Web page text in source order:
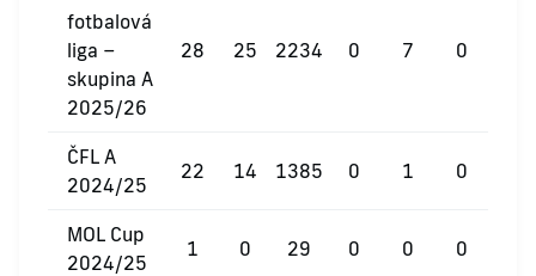
fotbalová
liga –
skupina A
2025/26
28 25 2234 0 7 0
ČFL A
2024/25
22 14 1385 0 1 0
MOL Cup
2024/25
1 0 29 0 0 0